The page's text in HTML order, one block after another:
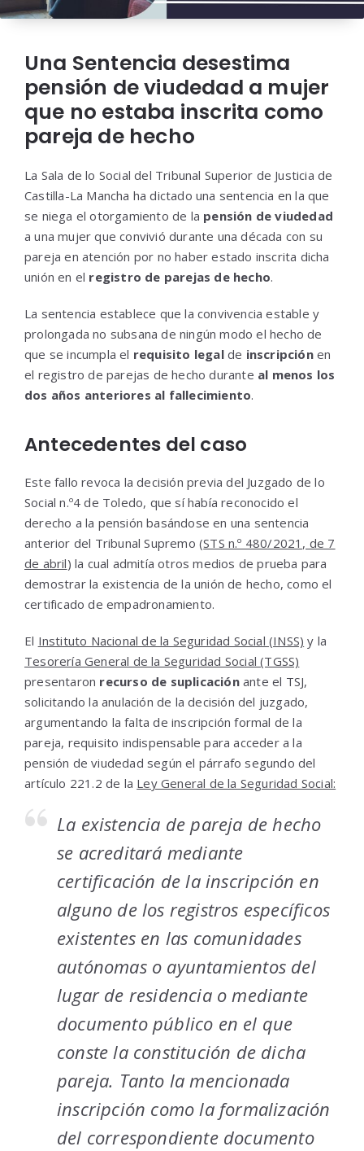
Una Sentencia desestima
pensión de viudedad a mujer
que no estaba inscrita como
pareja de hecho
La Sala de lo Social del Tribunal Superior de Justicia de
Castilla-La Mancha ha dictado una sentencia en la que
se niega el otorgamiento de la pensión de viudedad
a una mujer que convivió durante una década con su
pareja en atención por no haber estado inscrita dicha
unión en el registro de parejas de hecho.
La sentencia establece que la convivencia estable y
prolongada no subsana de ningún modo el hecho de
que se incumpla el requisito legalde inscripciónen
el registro de parejas de hecho durante al menos los
dos años anteriores al fallecimiento.
Antecedentes del caso
Este fallo revoca la decisión previa del Juzgado de lo
Social n.º4 de Toledo, que sí había reconocido el
derecho a la pensión basándose en una sentencia
anterior del Tribunal Supremo (STS n.º 480/2021, de 7
de abril) la cual admitía otros medios de prueba para
demostrar la existencia de la unión de hecho, como el
certificado de empadronamiento.
El Instituto Nacional de la Seguridad Social (INSS) y la
Tesorería General de la Seguridad Social (TGSS)
presentaron recurso de suplicaciónante el TSJ,
solicitando la anulación de la decisión del juzgado,
argumentando la falta de inscripción formal de la
pareja, requisito indispensable para acceder a la
pensión de viudedad según el párrafo segundo del
artículo 221.2 de la Ley General de la Seguridad Social:
La existencia de pareja de hecho
se acreditará mediante
certificación de la inscripción en
alguno de los registros específicos
existentes en las comunidades
autónomas o ayuntamientos del
lugar de residencia o mediante
documento público en el que
conste la constitución de dicha
pareja. Tanto la mencionada
inscripción como la formalización
del correspondiente documento